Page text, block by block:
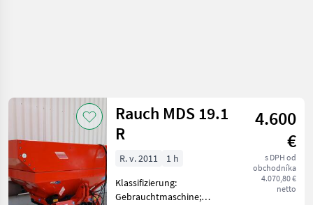
Rauch MDS 19.1
R
4.600
€
s DPH od
obchodníka
4.070,80 €
netto
R. v. 2011
1 h
Klassifizierung:
Gebrauchtmaschine;